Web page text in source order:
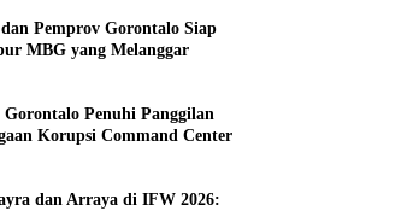
Pemprov Gorontalo Siap
MBG yang Melanggar
Penuhi Panggilan
Korupsi Command Center
dan Arraya di IFW 2026: